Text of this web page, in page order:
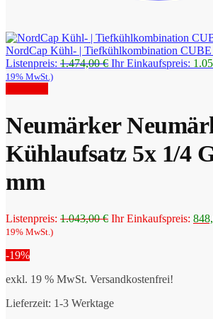
NordCap Kühl- | Tiefkühlkombination
Listenpreis: 1.474,00€ Ursprünglicher
Ihr Einkaufspreis:
19% MwSt.)
Neumärker
Kühlaufsatz 5x 1/4
mm
Listenpreis: 1.043,00€ Ursprünglicher
Ihr Einkaufspreis:
19% MwSt.)
-19%
exkl. 19 % MwSt. Versandkostenfrei!
Lieferzeit: 1-3 Werktage